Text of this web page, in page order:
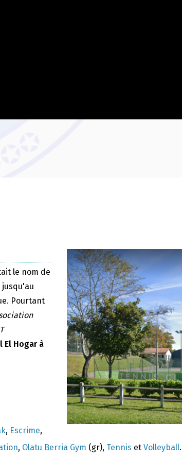
le nom de
Pourtant
Hogar à
, Escrime,
, Olatu Berria Gym (gr), Tennis et Volleyball.